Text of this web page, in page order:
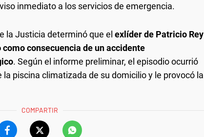
inmediato a los servicios de emergencia.
la Justicia determinó que el exlíder de Patricio Rey
consecuencia de un accidente
. Según el informe preliminar, el episodio ocurrió
piscina climatizada de su domicilio y le provocó la
COMPARTIR